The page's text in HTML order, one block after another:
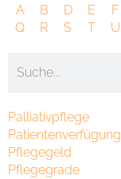
A B D E F
Q
R S T U
Palliativpflege
Patientenverfügung
Pflegegeld
Pflegegrade